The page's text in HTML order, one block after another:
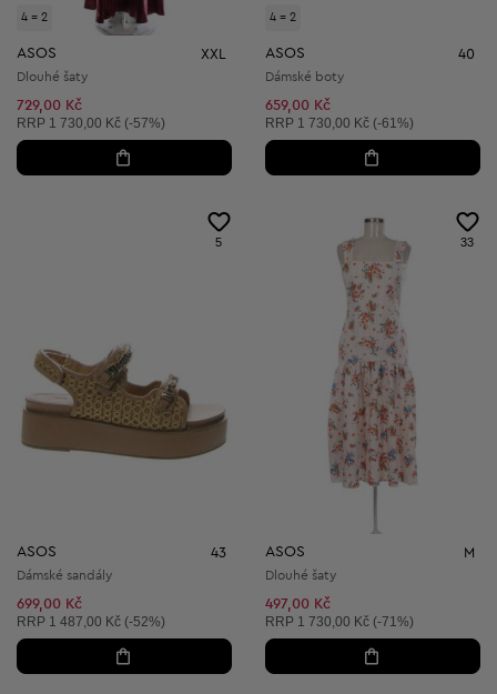
4 = 2
ASOS XXL
Dlouhé šaty
729,00 Kč
Doporučená cena:
RRP 1 730,00 Kč (-57%)
4 = 2
ASOS 40
Dámské boty
659,00 Kč
Doporučená cena:
RRP 1 730,00 Kč (-61%)
5
ASOS 43
Dámské sandály
699,00 Kč
Doporučená cena:
RRP 1 487,00 Kč (-52%)
33
ASOS M
Dlouhé šaty
497,00 Kč
Doporučená cena:
RRP 1 730,00 Kč (-71%)